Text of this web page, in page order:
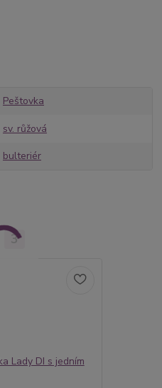
Peštovka
sv. růžová
bulteriér
3